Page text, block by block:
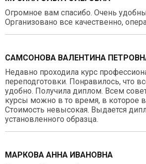
Огромное вам спасибо. Очень
Организовано все качественно,
САМСОНОВА ВАЛЕНТИНА
Недавно проходила курс
переподготовки. Понравилось, что
удобно. Получила диплом. Всем
курсы можно в то время, в которое
Стоимость невысокая. Выдается
установленного образца.
МАРКОВА АННА ИВАНОВНА